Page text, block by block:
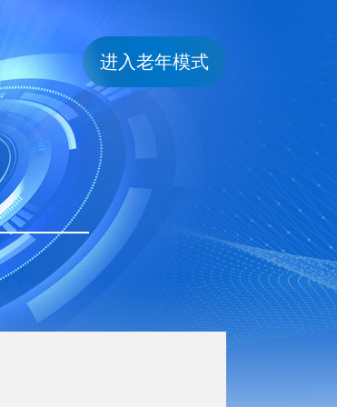
进入老年模式